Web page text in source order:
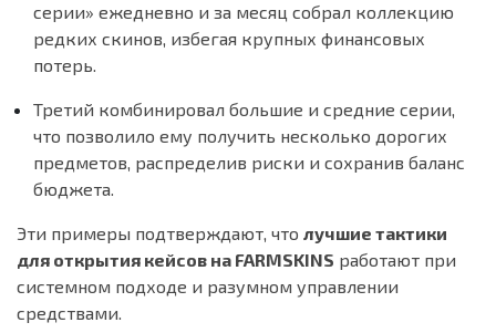
серии» ежедневно и за месяц собрал коллекцию
редких скинов, избегая крупных финансовых
потерь.
Третий комбинировал большие и средние серии,
что позволило ему получить несколько дорогих
предметов, распределив риски и сохранив баланс
бюджета.
Эти примеры подтверждают, что лучшие тактики
для открытия кейсов на FARMSKINS работают при
системном подходе и разумном управлении
средствами.